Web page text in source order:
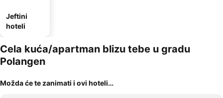
Jeftini
hoteli
Cela kuća/apartman blizu tebe u gradu
Polangen
Možda će te zanimati i ovi hoteli…